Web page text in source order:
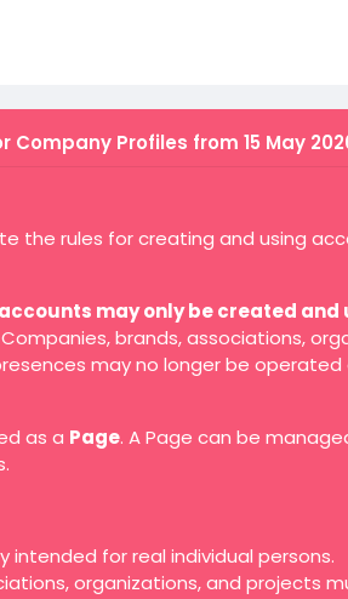
Company Profiles from 15 May
the rules for creating and using
may only be created and
Companies, brands, associations,
may no longer be operated
as a Page. A Page can be
intended for real individual persons.
organizations, and projects